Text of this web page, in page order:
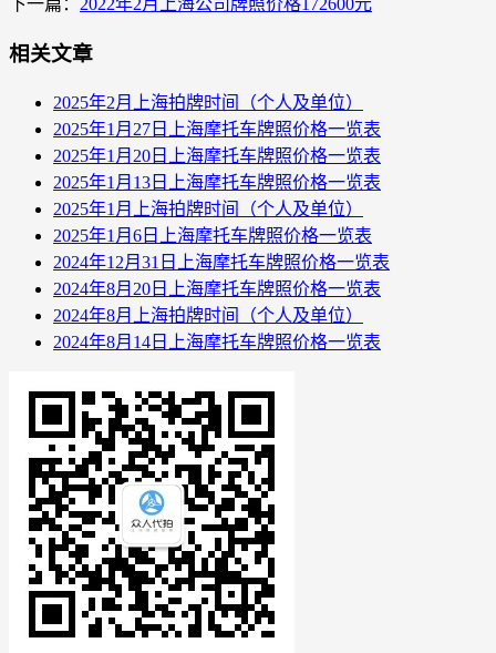
下一篇： 2022年2月上海公司牌照价格172600元
相关文章
2025年2月上海拍牌时间（个人及单位）
2025年1月27日上海摩托车牌照价格一览表
2025年1月20日上海摩托车牌照价格一览表
2025年1月13日上海摩托车牌照价格一览表
2025年1月上海拍牌时间（个人及单位）
2025年1月6日上海摩托车牌照价格一览表
2024年12月31日上海摩托车牌照价格一览表
2024年8月20日上海摩托车牌照价格一览表
2024年8月上海拍牌时间（个人及单位）
2024年8月14日上海摩托车牌照价格一览表